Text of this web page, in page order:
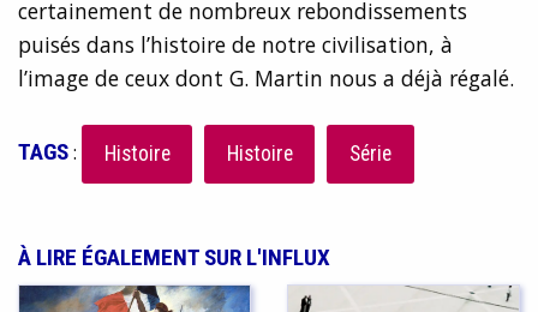
certainement de nombreux rebondissements
puisés dans l’histoire de notre civilisation, à
l’image de ceux dont G. Martin nous a déjà régalé.
TAGS: Histoire Histoire Série
À LIRE ÉGALEMENT SUR L'INFLUX